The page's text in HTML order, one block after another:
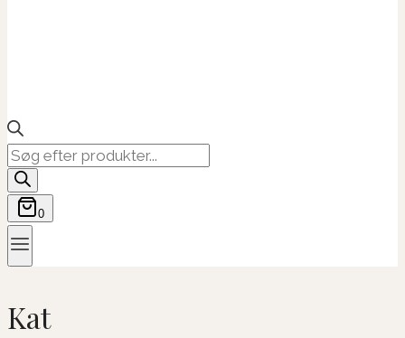
Products
search
0
Kat